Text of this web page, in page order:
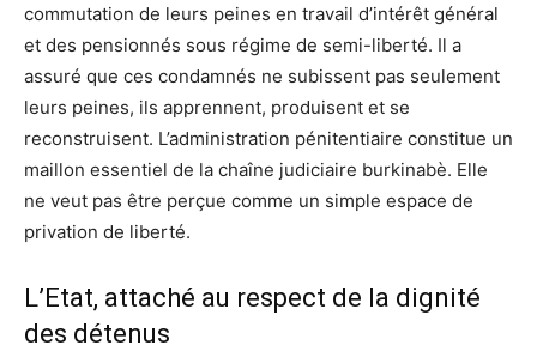
commutation de leurs peines en travail d’intérêt général
et des pensionnés sous régime de semi-liberté. Il a
assuré que ces condamnés ne subissent pas seulement
leurs peines, ils apprennent, produisent et se
reconstruisent. L’administration pénitentiaire constitue un
maillon essentiel de la chaîne judiciaire burkinabè. Elle
ne veut pas être perçue comme un simple espace de
privation de liberté.
L’Etat, attaché au respect de la dignité
des détenus